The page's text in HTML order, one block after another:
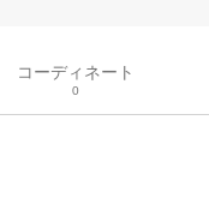
コーディネート
0